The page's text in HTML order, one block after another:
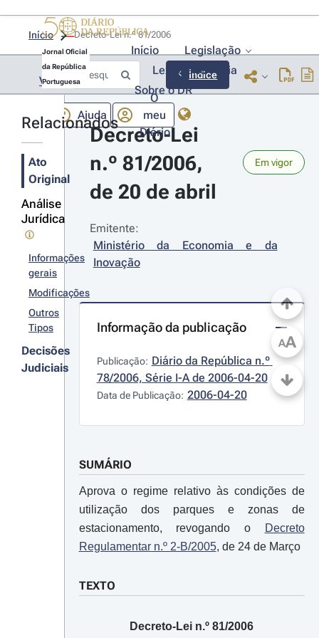
Jornal Oficial
da República
Portuguesa
Início
Legislação
Lexionário
Lia
Sobre o DR
Ajuda
O
meu
Diário
Início
Voltar Índice
Relacionados
Ato
Original
Análise
Jurídica
Informações
gerais
Modificações
Outros
Tipos
Decisões
Judiciais
Decreto-Lei
n.º 81/2006,
de 20 de abril
Em vigor
Emitente:
Ministério da Economia e da
Inovação
Informação da publicação
Publicação: Diário da República n.º
78/2006, Série I-A de 2006-04-20
Data de Publicação: 2006-04-20
SUMÁRIO
Aprova o regime relativo às condições de
utilização dos parques e zonas de
estacionamento, revogando o
Decreto
Regulamentar n.º 2-B/2005, de 24 de Março
TEXTO
Decreto-Lei n.º 81/2006
AA